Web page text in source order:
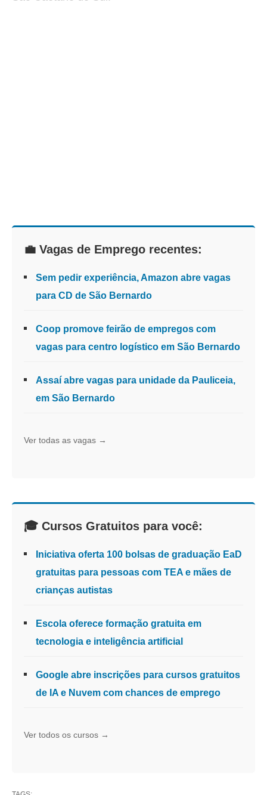
💼 Vagas de Emprego recentes:
Sem pedir experiência, Amazon abre vagas
para CD de São Bernardo
Coop promove feirão de empregos com
vagas para centro logístico em São Bernardo
Assaí abre vagas para unidade da Pauliceia,
em São Bernardo
Ver todas as vagas →
🎓 Cursos Gratuitos para você:
Iniciativa oferta 100 bolsas de graduação EaD
gratuitas para pessoas com TEA e mães de
crianças autistas
Escola oferece formação gratuita em
tecnologia e inteligência artificial
Google abre inscrições para cursos gratuitos
de IA e Nuvem com chances de emprego
Ver todos os cursos →